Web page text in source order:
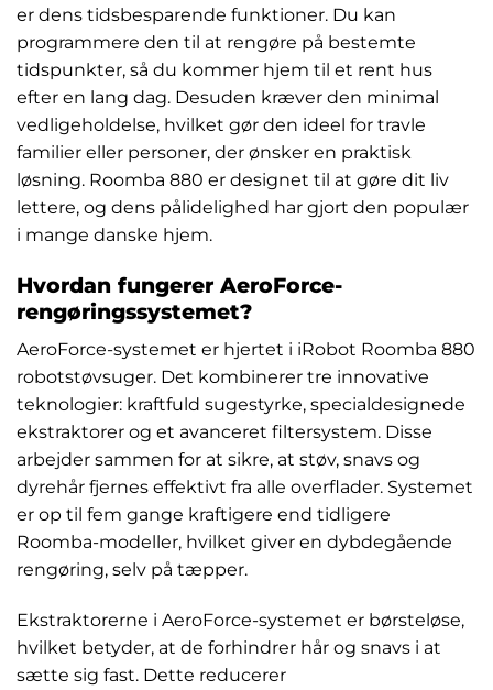
er dens tidsbesparende funktioner. Du kan
programmere den til at rengøre på bestemte
tidspunkter, så du kommer hjem til et rent hus
efter en lang dag. Desuden kræver den minimal
vedligeholdelse, hvilket gør den ideel for travle
familier eller personer, der ønsker en praktisk
løsning. Roomba 880 er designet til at gøre dit liv
lettere, og dens pålidelighed har gjort den populær
i mange danske hjem.
Hvordan fungerer AeroForce-
rengøringssystemet?
AeroForce-systemet er hjertet i iRobot Roomba 880
robotstøvsuger. Det kombinerer tre innovative
teknologier: kraftfuld sugestyrke, specialdesignede
ekstraktorer og et avanceret filtersystem. Disse
arbejder sammen for at sikre, at støv, snavs og
dyrehår fjernes effektivt fra alle overflader. Systemet
er op til fem gange kraftigere end tidligere
Roomba-modeller, hvilket giver en dybdegående
rengøring, selv på tæpper.
Ekstraktorerne i AeroForce-systemet er børsteløse,
hvilket betyder, at de forhindrer hår og snavs i at
sætte sig fast. Dette reducerer